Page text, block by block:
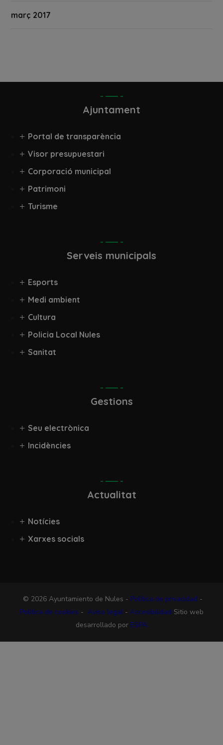
març 2017
Ajuntament
Portal de transparència
Visor presupuestari
Corporació municipal
Patrimoni
Turisme
Serveis municipals
Esports
Medi ambient
Cultura
Policia Local Nules
Sanitat
Gestions
Seu electrònica
Incidències
Actualitat
Notícies
Xarxes socials
© 2026 Ayuntamiento de Nules - Política de privacidad -
Política de cookies - Aviso legal- Accesibilidad Sitio web
desarrollado por ESPA